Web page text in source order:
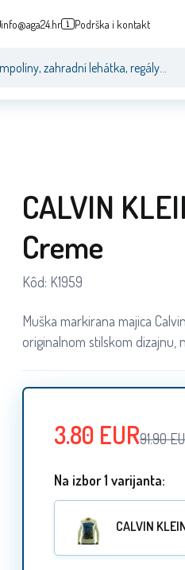
info@aga24.hr Podrška i kontakt
CALVIN
Creme
Kôd: K1959
Muška markirana majica
originalnom stilskom dizajnu,
3.80 EUR91.90
Na izbor 1 varijanta:
CALVIN